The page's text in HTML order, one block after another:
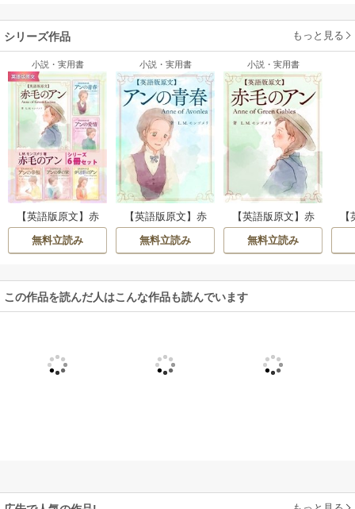
シリーズ作品 もっと見る
小説・実用書
【英語版原文】赤
毛のアン シリーズ6
冊セット
無料立読み
小説・実用書
【英語版原文】赤
毛のアン2 アンの青
春／Anne of Avonle
無料立読み
小説・実用書
【英語版原文】赤
毛のアン1 赤毛のア
ン／Anne of Green
無料立読み
この作品を読んだ人はこんな作品も読んでいます